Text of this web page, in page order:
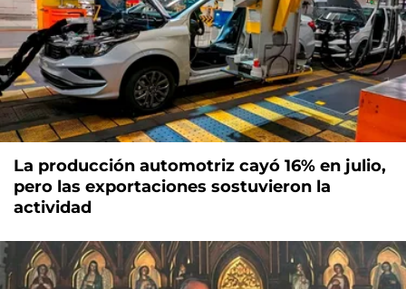
La producción automotriz cayó 16% en julio,
pero las exportaciones sostuvieron la
actividad